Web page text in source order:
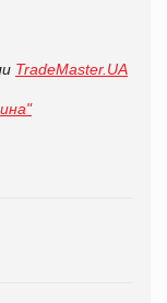
TradeMaster.UA